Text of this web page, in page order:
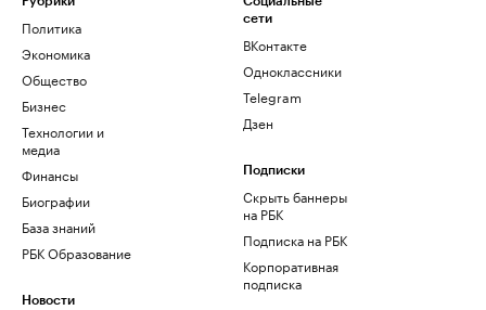
Политика
Экономика
Общество
Бизнес
Технологии и
медиа
Финансы
Биографии
База знаний
РБК Образование
Новости
сети
ВКонтакте
Одноклассники
Telegram
Дзен
Подписки
Скрыть баннеры
на РБК
Подписка на РБК
Корпоративная
подписка